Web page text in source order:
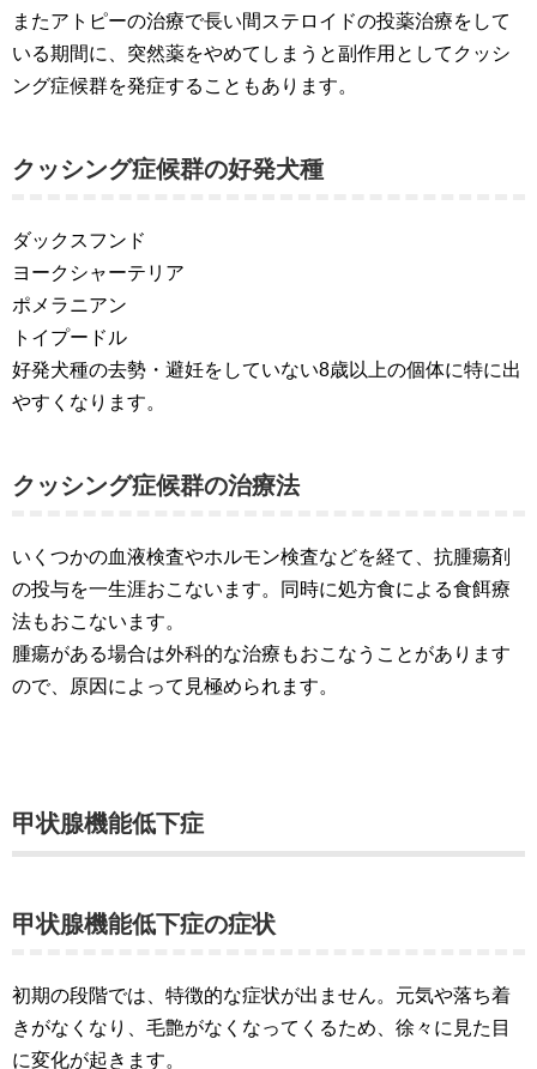
またアトピーの治療で長い間ステロイドの投薬治療をして
いる期間に、突然薬をやめてしまうと副作用としてクッシ
ング症候群を発症することもあります。
クッシング症候群の好発犬種
ダックスフンド
ヨークシャーテリア
ポメラニアン
トイプードル
好発犬種の去勢・避妊をしていない8歳以上の個体に特に出
やすくなります。
クッシング症候群の治療法
いくつかの血液検査やホルモン検査などを経て、抗腫瘍剤
の投与を一生涯おこないます。同時に処方食による食餌療
法もおこないます。
腫瘍がある場合は外科的な治療もおこなうことがあります
ので、原因によって見極められます。
甲状腺機能低下症
甲状腺機能低下症の症状
初期の段階では、特徴的な症状が出ません。元気や落ち着
きがなくなり、毛艶がなくなってくるため、徐々に見た目
に変化が起きます。